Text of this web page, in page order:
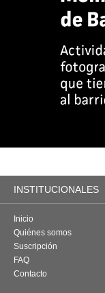
INSTITUCIONALES
Inicio
Quiénes somos
Suscripción
FAQ
Contacto